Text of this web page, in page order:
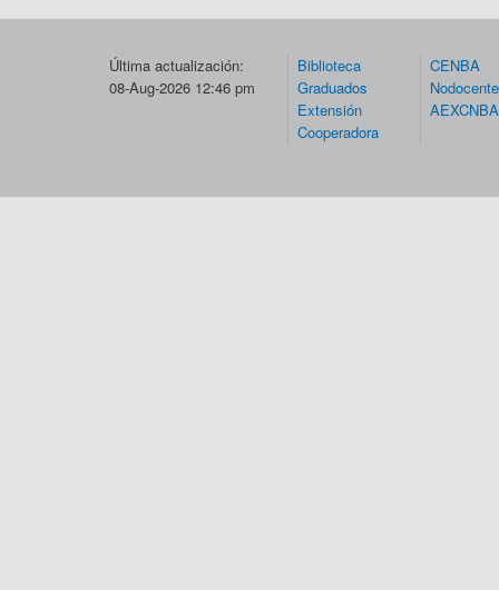
Última actualización:
08-Aug-2026 12:46 pm
Biblioteca
Graduados
Extensión
Cooperadora
CENBA
AEXCNBA